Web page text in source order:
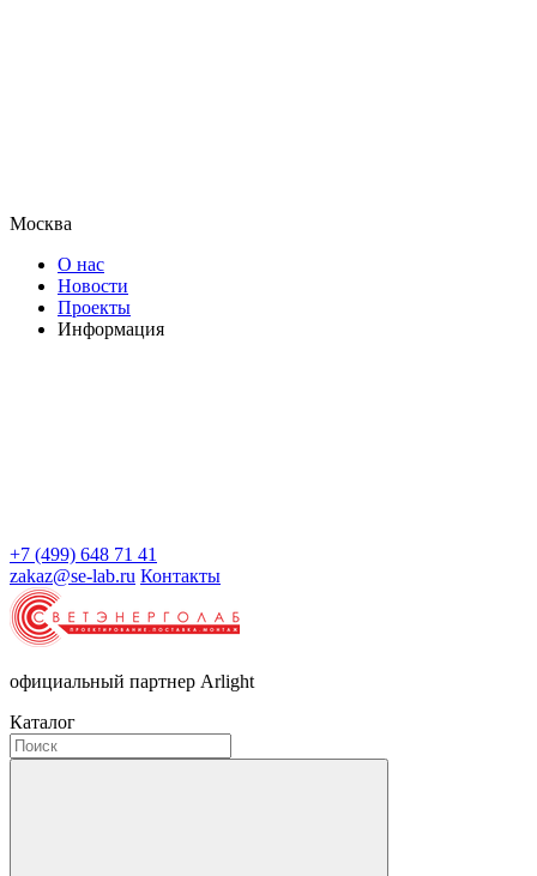
Москва
О нас
Новости
Проекты
Информация
+7 (499) 648 71 41
zakaz@se-lab.ru Контакты
официальный партнер Arlight
Каталог